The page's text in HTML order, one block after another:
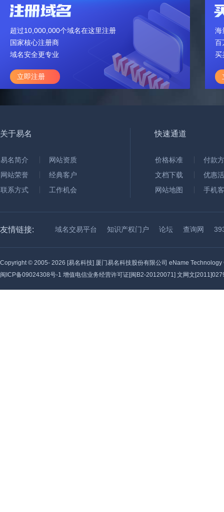
超过10,000,000个域名在这里注册
国家核心注册商
域名安全更专业
立即注册
海
百
买
关于易名
易名简介
网站资质
网站荣誉
经典客户
联系方式
工作机会
快速通道
价格标准
付款
文档下载
优惠
网站地图
手机
友情链接: 域名交易平台 知识产权门户 论坛 查询网
Copyright © 2005- 2026 [易名科技] 厦门易名科技股份有限公司 eName Technology
闽ICP备09024308号-1 增值电信业务经营许可证[闽B2-20120071] 文网文